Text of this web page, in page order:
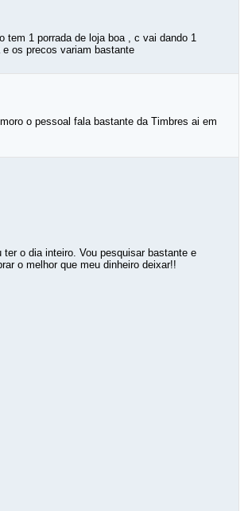
tem 1 porrada de loja boa , c vai dando 1
e os precos variam bastante
o pessoal fala bastante da Timbres ai em
ter o dia inteiro. Vou pesquisar bastante e
o melhor que meu dinheiro deixar!!